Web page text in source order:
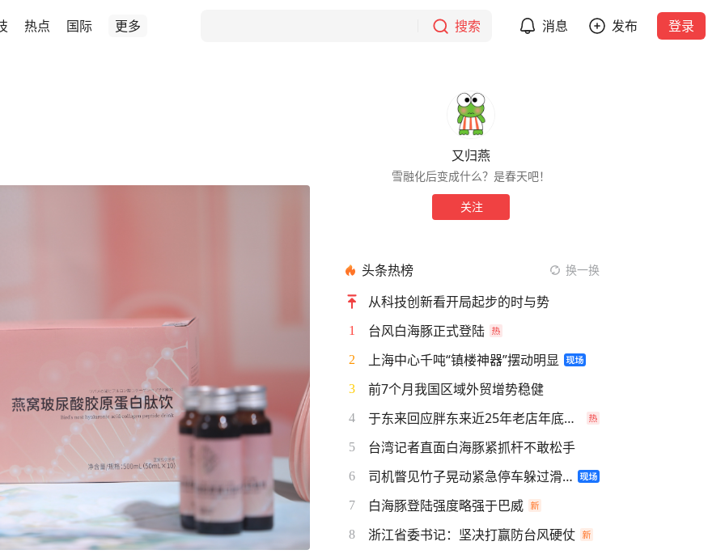
热点 国际 更多 搜索 消息 发布 登录
又归燕
雪融化后变成什么？是春天吧！
关注
头条热榜 换一换
从科技创新看开局起步的时与势
1 台风白海豚正式登陆
2 上海中心千吨“镇楼神器”摆动明显
3 前7个月我国区域外贸增势稳健
4 于东来回应胖东来近25年老店年底关闭
5 台湾记者直面白海豚紧抓杆不敢松手
6 司机瞥见竹子晃动紧急停车躲过滑坡
7 白海豚登陆强度略强于巴威
8 浙江省委书记：坚决打赢防台风硬仗